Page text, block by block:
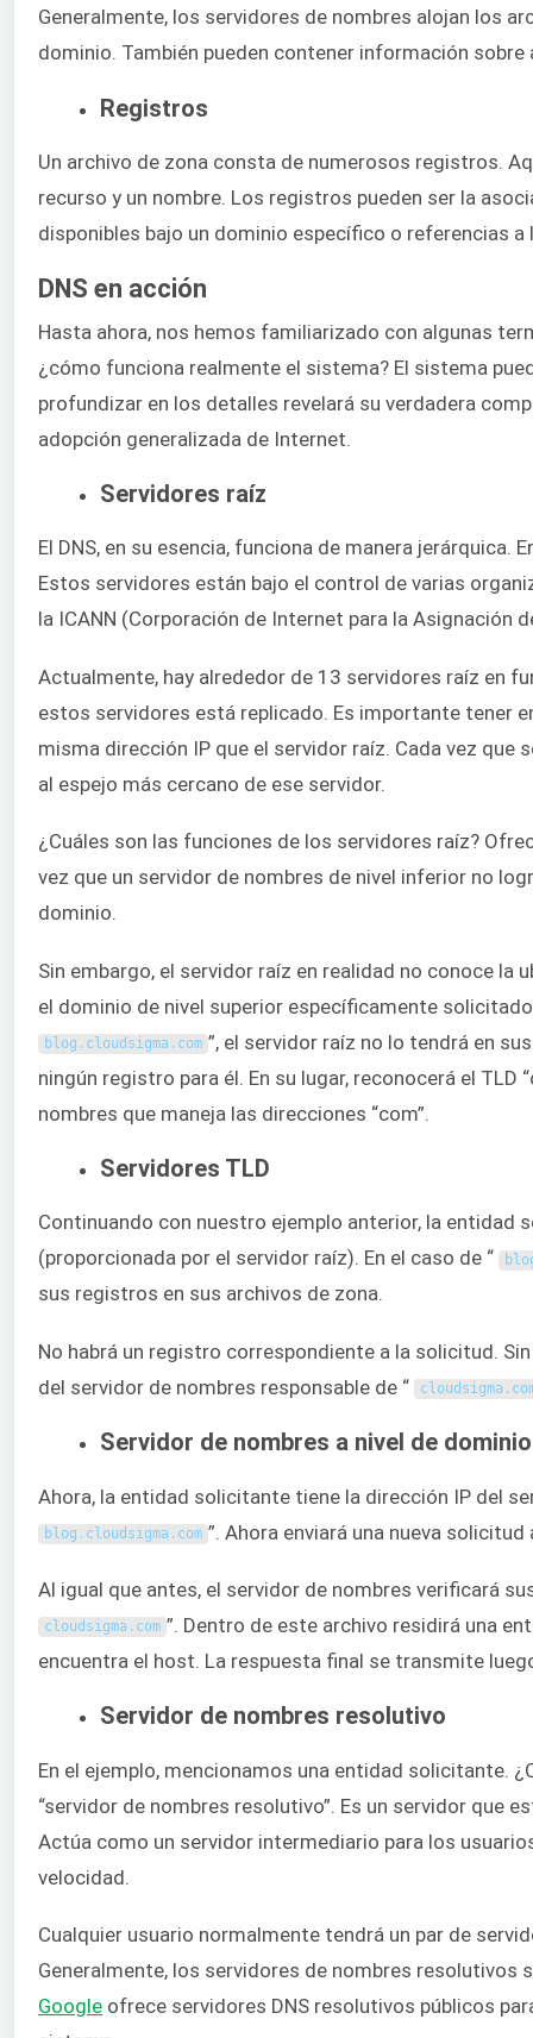
Generalmente, los servidores de nombres alojan los
dominio. También pueden contener información
Registros
Un archivo de zona consta de numerosos registros.
recurso y un nombre. Los registros pueden ser la
disponibles bajo un dominio específico o referencias
DNS en acción
Hasta ahora, nos hemos familiarizado con algunas
¿cómo funciona realmente el sistema? El sistema
profundizar en los detalles revelará su verdadera
adopción generalizada de Internet.
Servidores raíz
El DNS, en su esencia, funciona de manera jerárquica.
Estos servidores están bajo el control de varias
la ICANN (Corporación de Internet para la Asignación
Actualmente, hay alrededor de 13 servidores raíz en
estos servidores está replicado. Es importante tener
misma dirección IP que el servidor raíz. Cada vez
al espejo más cercano de ese servidor.
¿Cuáles son las funciones de los servidores raíz?
vez que un servidor de nombres de nivel inferior no
dominio.
Sin embargo, el servidor raíz en realidad no conoce
el dominio de nivel superior específicamente
blog . cloudsigma . com ”, el servidor raíz no lo tendrá en
ningún registro para él. En su lugar, reconocerá el
nombres que maneja las direcciones “com”.
Servidores TLD
Continuando con nuestro ejemplo anterior, la entidad
(proporcionada por el servidor raíz). En el caso de “
sus registros en sus archivos de zona.
No habrá un registro correspondiente a la solicitud.
del servidor de nombres responsable de “
cloudsigma .
Servidor de nombres a nivel de dominio
Ahora, la entidad solicitante tiene la dirección IP del
blog . cloudsigma . com ”. Ahora enviará una nueva
Al igual que antes, el servidor de nombres verificará
cloudsigma . com ”. Dentro de este archivo residirá una
encuentra el host. La respuesta final se transmite
Servidor de nombres resolutivo
En el ejemplo, mencionamos una entidad solicitante.
“servidor de nombres resolutivo”. Es un servidor que
Actúa como un servidor intermediario para los
velocidad.
Cualquier usuario normalmente tendrá un par de
Generalmente, los servidores de nombres resolutivos
Google ofrece servidores DNS resolutivos públicos